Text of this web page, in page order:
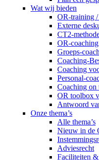
Wat wij bieden
OR-training /
Externe
CT2-
OR-coaching
Groeps-
Coaching-
Coaching
Personal-
Coaching on
OR toolbox
Antwoord
Onze thema’s
Alle thema’s
Nieuw in de
Adviesrecht
Faciliteiten